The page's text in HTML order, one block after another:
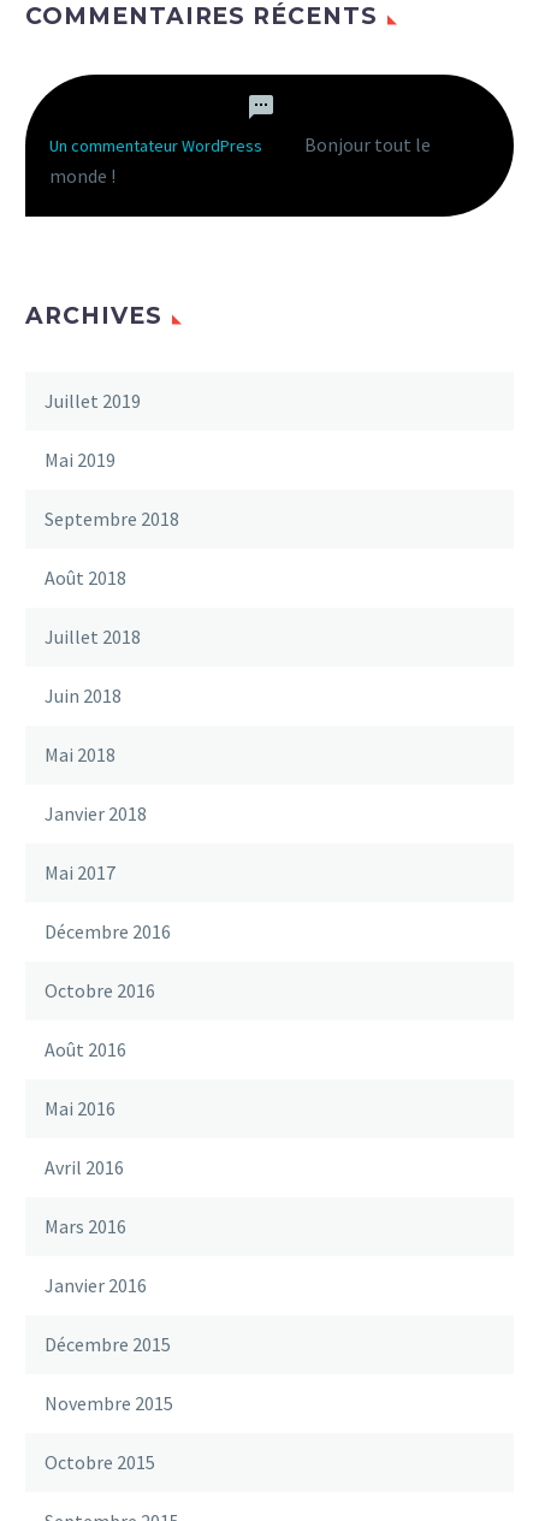
COMMENTAIRES RÉCENTS
Un commentateur WordPress
Bonjour tout le
monde !
ARCHIVES
Juillet 2019
Mai 2019
Septembre 2018
Août 2018
Juillet 2018
Juin 2018
Mai 2018
Janvier 2018
Mai 2017
Décembre 2016
Octobre 2016
Août 2016
Mai 2016
Avril 2016
Mars 2016
Janvier 2016
Décembre 2015
Novembre 2015
Octobre 2015